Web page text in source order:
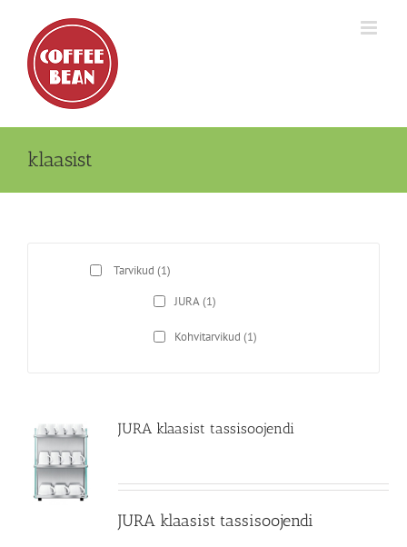
content
klaasist
Tarvikud (1)
JURA(1)
Kohvitarvikud (1)
JURA klaasist tassisoojendi
JURA klaasist tassisoojendi